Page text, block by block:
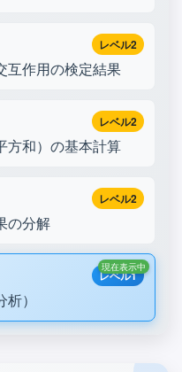
レベル2
互作用の検定結果
レベル2
方和）の基本計算
レベル2
の分解
レベル1
）
現在表示中